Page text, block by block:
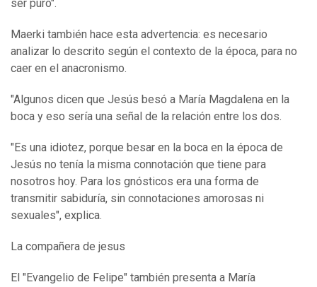
ser puro".
Maerki también hace esta advertencia: es necesario
analizar lo descrito según el contexto de la época, para no
caer en el anacronismo.
"Algunos dicen que Jesús besó a María Magdalena en la
boca y eso sería una señal de la relación entre los dos.
"Es una idiotez, porque besar en la boca en la época de
Jesús no tenía la misma connotación que tiene para
nosotros hoy. Para los gnósticos era una forma de
transmitir sabiduría, sin connotaciones amorosas ni
sexuales", explica.
La compañera de jesus
El "Evangelio de Felipe" también presenta a María